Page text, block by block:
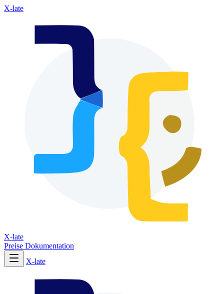
X-late
X-late
Preise Dokumentation
X-late